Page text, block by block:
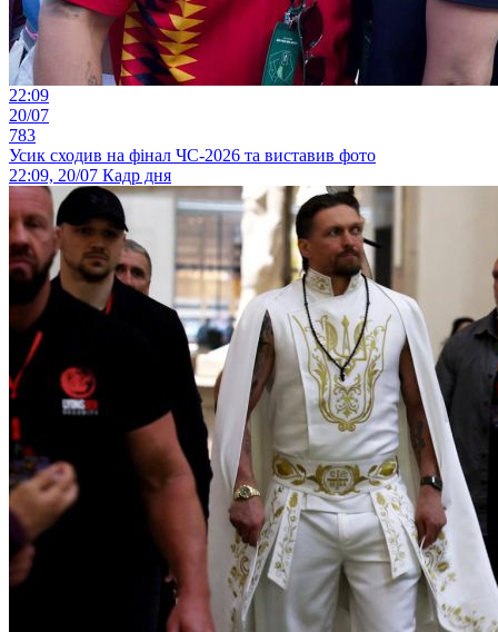
22:09
20/07
783
Усик сходив на фінал ЧС-2026 та виставив фото
22:09, 20/07 Кадр дня